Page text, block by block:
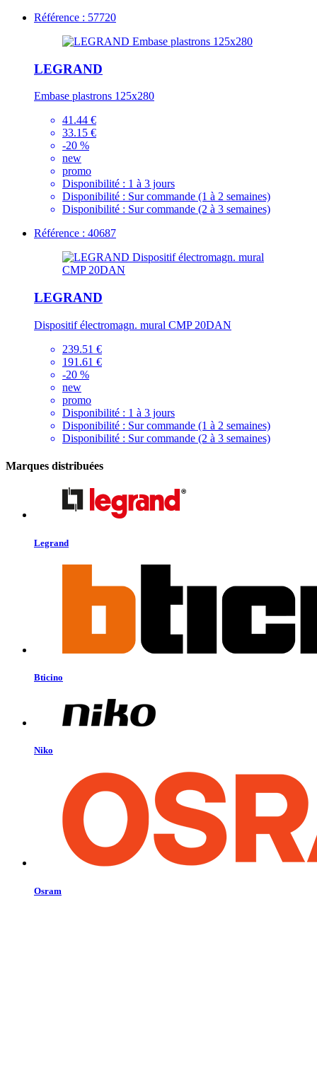
Référence : 57720
LEGRAND
Embase plastrons 125x280
41.44 €
33.15 €
-20 %
new
promo
Disponibilité : 1 à 3 jours
Disponibilité : Sur commande (1 à 2 semaines)
Disponibilité : Sur commande (2 à 3 semaines)
Référence : 40687
LEGRAND
Dispositif électromagn. mural CMP 20DAN
239.51 €
191.61 €
-20 %
new
promo
Disponibilité : 1 à 3 jours
Disponibilité : Sur commande (1 à 2 semaines)
Disponibilité : Sur commande (2 à 3 semaines)
Marques distribuées
Legrand
Bticino
Niko
Osram